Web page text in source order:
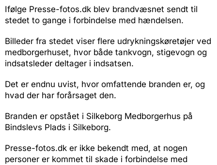
Ifølge Presse-fotos.dk blev brandvæsnet sendt til
stedet to gange i forbindelse med hændelsen.
Billeder fra stedet viser flere udrykningskøretøjer ved
medborgerhuset, hvor både tankvogn, stigevogn og
indsatsleder deltager i indsatsen.
Det er endnu uvist, hvor omfattende branden er, og
hvad der har forårsaget den.
Branden er opstået i Silkeborg Medborgerhus på
Bindslevs Plads i Silkeborg.
Presse-fotos.dk er ikke bekendt med, at nogen
personer er kommet til skade i forbindelse med